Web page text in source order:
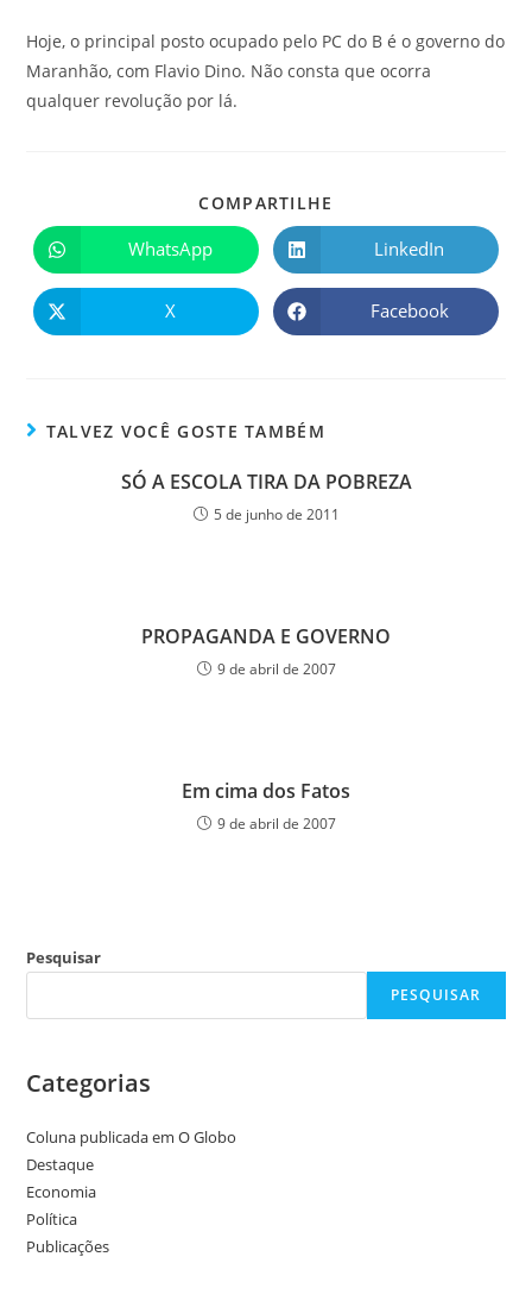
Hoje, o principal posto ocupado pelo PC do B é o governo do
Maranhão, com Flavio Dino. Não consta que ocorra
qualquer revolução por lá.
COMPARTILHE
WhatsApp LinkedIn
X Facebook
TALVEZ VOCÊ GOSTE TAMBÉM
SÓ A ESCOLA TIRA DA POBREZA
5 de junho de 2011
PROPAGANDA E GOVERNO
9 de abril de 2007
Em cima dos Fatos
9 de abril de 2007
Pesquisar
PESQUISAR
Categorias
Coluna publicada em O Globo
Destaque
Economia
Política
Publicações